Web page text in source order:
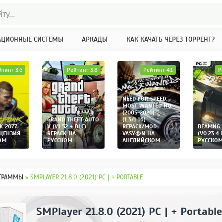
СИСТЕМЫ АРКАДЫ КАК КАЧАТЬ ЧЕРЕЗ ТОРРЕНТ?
2077
3.6
GRAND THEFT AUTO
V (V1.52 + DLC)
REPACK НА
РУССКОМ
Рейтинг 3.8
NEED FOR SPEED:
MOST WANTED HQ
(2005-2020)
(1.3/1.16)
REPACK/MOD
VASY@N НА
АНГЛИЙСКОМ
Рейтинг 4.1
» SMPLAYER 21.8.0 (2021) PC | + PORTABLE
SMPlayer 21.8.0 (2021) PC | + Portable